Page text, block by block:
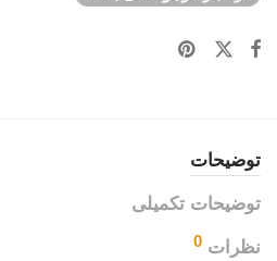
توضیحات
توضیحات تکمیلی
نظرات 0